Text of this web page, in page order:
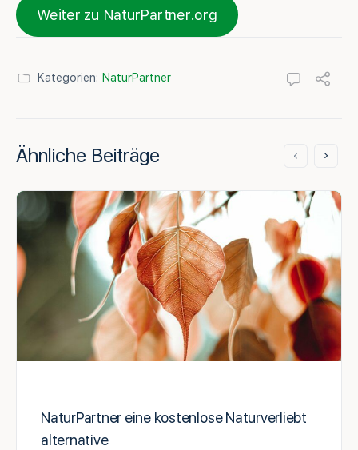
Weiter zu NaturPartner.org
Kategorien: NaturPartner
Ähnliche Beiträge
NaturPartner eine kostenlose Naturverliebt
alternative